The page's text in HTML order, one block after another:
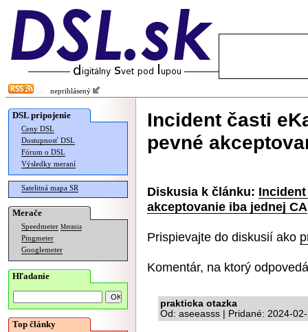
neprihlásený
DSL pripojenie
Ceny DSL
Dostupnosť DSL
Fórum o DSL
Výsledky meraní
Satelitná mapa SR
Merače
Speedmeter Merania
Pingmeter
Googlemeter
Hľadanie
Top články
Incident časti
pevné
Diskusia k článku:
akceptovanie iba jednej CA
Prispievajte do diskusií ako
Komentár, na ktorý
prakticka otazka
Od: aseeasss | Pridané: 2024-